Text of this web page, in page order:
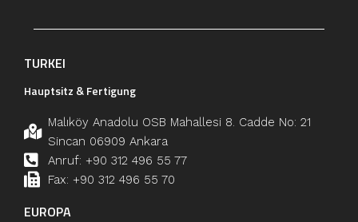
TURKEI
Hauptsitz & Fertigung
Malıköy Anadolu OSB Mahallesi 8. Cadde No: 21
Sincan 06909 Ankara
Anruf: +90 312 496 55 77
Fax: +90 312 496 55 70
EUROPA